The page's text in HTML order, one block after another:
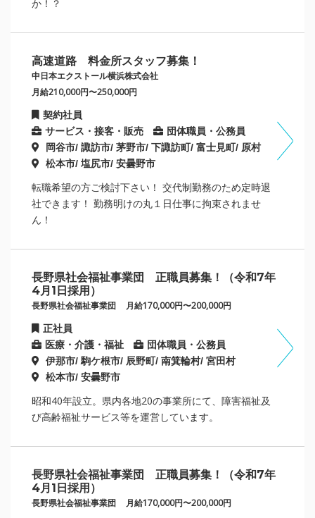
か！？
高速道路 料金所スタッフ募集！
中日本エクストール横浜株式会社
月給210,000円〜250,000円
契約社員
サービス・接客・販売
団体職員・公務員
岡谷市/ 諏訪市/ 茅野市/ 下諏訪町/ 富士見町/ 原村
松本市/ 塩尻市/ 安曇野市
転職希望の方ご検討下さい！ 交代制勤務のため定時退
社できます！ 勤務明けの丸１日仕事に拘束されませ
ん！
長野県社会福祉事業団 正職員募集！（令和7年
4月1日採用）
長野県社会福祉事業団 月給170,000円〜200,000円
正社員
医療・介護・福祉
団体職員・公務員
伊那市/ 駒ケ根市/ 辰野町/ 南箕輪村/ 宮田村
松本市/ 安曇野市
昭和40年設立。県内各地20の事業所にて、障害福祉及
び高齢福祉サービス等を運営しています。
長野県社会福祉事業団 正職員募集！（令和7年
4月1日採用）
長野県社会福祉事業団 月給170,000円〜200,000円